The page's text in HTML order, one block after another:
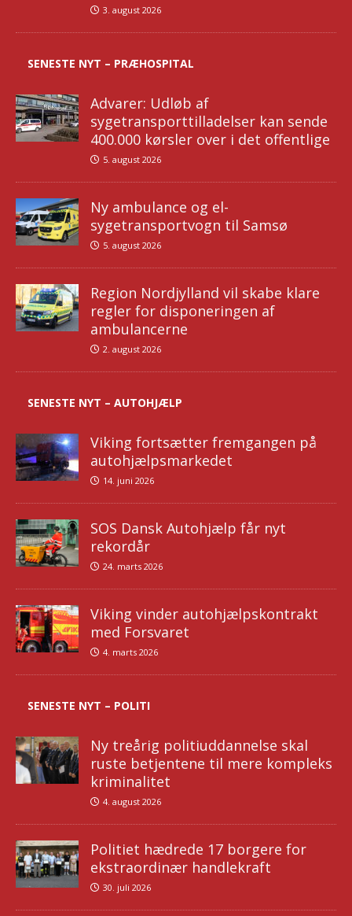
3. august 2026
SENESTE NYT – PRÆHOSPITAL
Advarer: Udløb af
sygetransporttilladelser kan sende
400.000 kørsler over i det offentlige
5. august 2026
Ny ambulance og el-
sygetransportvogn til Samsø
5. august 2026
Region Nordjylland vil skabe klare
regler for disponeringen af
ambulancerne
2. august 2026
SENESTE NYT – AUTOHJÆLP
Viking fortsætter fremgangen på
autohjælpsmarkedet
14. juni 2026
SOS Dansk Autohjælp får nyt
rekordår
24. marts 2026
Viking vinder autohjælpskontrakt
med Forsvaret
4. marts 2026
SENESTE NYT – POLITI
Ny treårig politiuddannelse skal
ruste betjentene til mere kompleks
kriminalitet
4. august 2026
Politiet hædrede 17 borgere for
ekstraordinær handlekraft
30. juli 2026